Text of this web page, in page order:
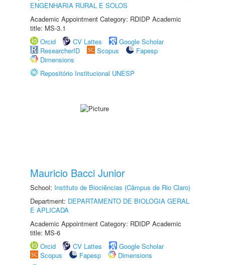
ENGENHARIA RURAL E SOLOS
Academic Appointment Category: RDIDP Academic
title: MS-3.1
Orcid
CV Lattes
Google Scholar
ResearcherID
Scopus
Fapesp
Dimensions
Repositório Institucional UNESP
Mauricio Bacci Junior
School: Instituto de Biociências (Câmpus de Rio Claro)
Department: DEPARTAMENTO DE BIOLOGIA GERAL
E APLICADA
Academic Appointment Category: RDIDP Academic
title: MS-6
Orcid
CV Lattes
Google Scholar
Scopus
Fapesp
Dimensions